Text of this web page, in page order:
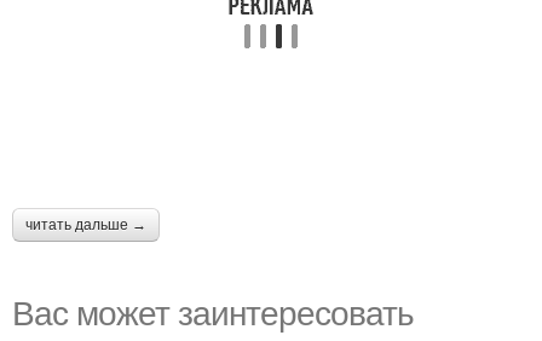
читать дальше →
Вас может заинтересовать